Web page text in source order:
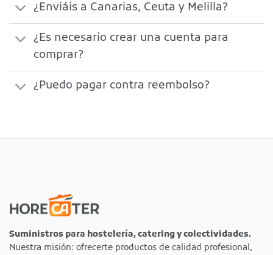
¿Enviáis a Canarias, Ceuta y Melilla?
¿Es necesario crear una cuenta para
comprar?
¿Puedo pagar contra reembolso?
Suministros para hostelería, catering y colectividades.
Nuestra misión: ofrecerte productos de calidad profesional,